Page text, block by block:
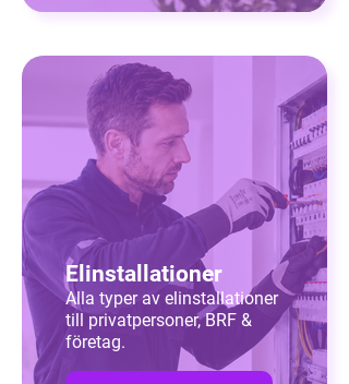
Elinstallationer
Alla typer av elinstallationer
till privatpersoner, BRF &
företag.